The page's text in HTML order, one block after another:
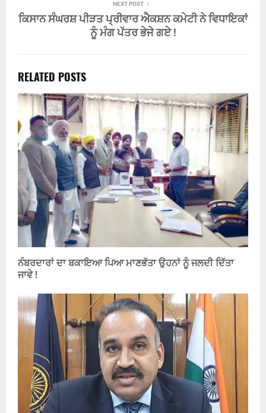
NEXT POST
ਕਿਸਾਨ ਸੰਘਰਸ਼ ਪੀੜਤ ਪ੍ਰੀਵਾਰ ਐਕਸ਼ਨ ਕਮੇਟੀ ਨੇ ਵਿਧਾਇਕਾਂ
ਨੂੰ ਮੰਗ ਪੱਤਰ ਭੇਜੇ ਗਏ !
RELATED POSTS
ਨੰਬਰਦਾਰਾਂ ਦਾ ਬਕਾਇਆ ਪਿਆ ਮਾਣਭੱਤਾ ਉਹਨਾਂ ਨੂੰ ਜਲਦੀ ਦਿੱਤਾ
ਜਾਵੇ !